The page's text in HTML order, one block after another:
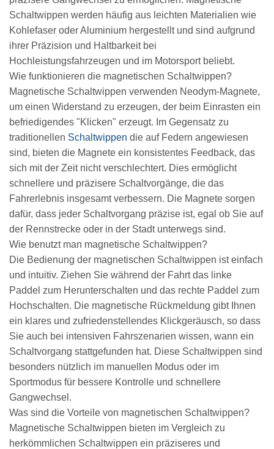
Schaltwippen werden häufig aus leichten Materialien wie
Kohlefaser oder Aluminium hergestellt und sind aufgrund
ihrer Präzision und Haltbarkeit bei
Hochleistungsfahrzeugen und im Motorsport beliebt.
Wie funktionieren die magnetischen Schaltwippen?
Magnetische Schaltwippen verwenden Neodym-Magnete,
um einen Widerstand zu erzeugen, der beim Einrasten ein
befriedigendes "Klicken" erzeugt. Im Gegensatz zu
traditionellen Schaltwippen die auf Federn angewiesen
sind, bieten die Magnete ein konsistentes Feedback, das
sich mit der Zeit nicht verschlechtert. Dies ermöglicht
schnellere und präzisere Schaltvorgänge, die das
Fahrerlebnis insgesamt verbessern. Die Magnete sorgen
dafür, dass jeder Schaltvorgang präzise ist, egal ob Sie auf
der Rennstrecke oder in der Stadt unterwegs sind.
Wie benutzt man magnetische Schaltwippen?
Die Bedienung der magnetischen Schaltwippen ist einfach
und intuitiv. Ziehen Sie während der Fahrt das linke
Paddel zum Herunterschalten und das rechte Paddel zum
Hochschalten. Die magnetische Rückmeldung gibt Ihnen
ein klares und zufriedenstellendes Klickgeräusch, so dass
Sie auch bei intensiven Fahrszenarien wissen, wann ein
Schaltvorgang stattgefunden hat. Diese Schaltwippen sind
besonders nützlich im manuellen Modus oder im
Sportmodus für bessere Kontrolle und schnellere
Gangwechsel.
Was sind die Vorteile von magnetischen Schaltwippen?
Magnetische Schaltwippen bieten im Vergleich zu
herkömmlichen Schaltwippen ein präziseres und